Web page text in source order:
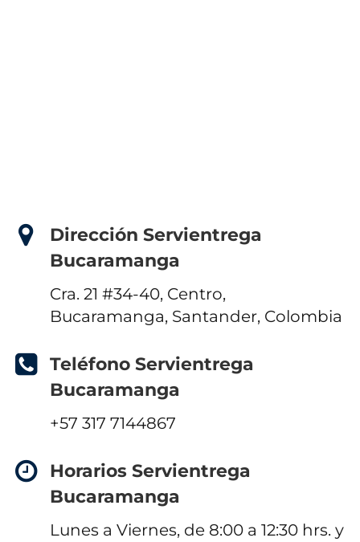
Dirección Servientrega
Bucaramanga
Cra. 21 #34-40, Centro,
Bucaramanga, Santander, Colombia
Teléfono Servientrega
Bucaramanga
+57 317 7144867
Horarios Servientrega
Bucaramanga
Lunes a Viernes, de 8:00 a 12:30 hrs. y